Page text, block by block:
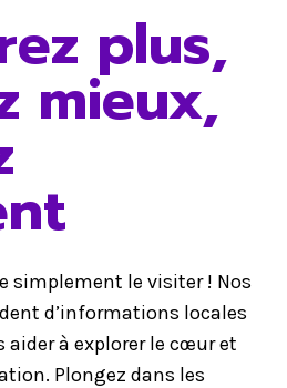
plus,
mieux,
simplement le visiter ! Nos
d’informations locales
à explorer le cœur et
Plongez dans les